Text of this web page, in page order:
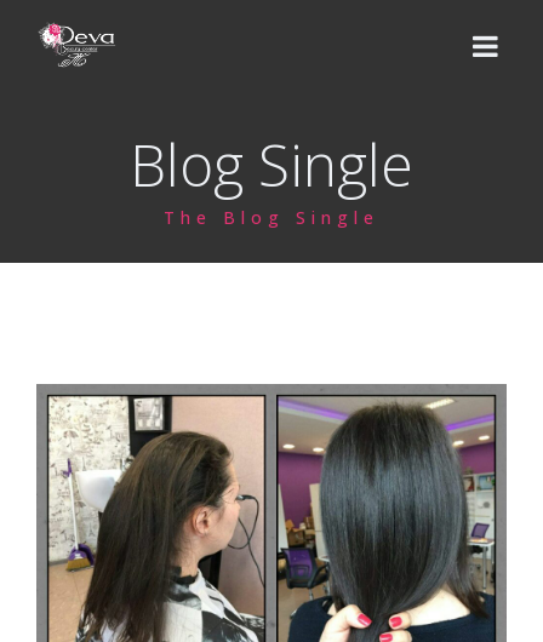
Базов курс
Надграждащи курсове
ВИДЕО УРОЦИ
МАГАЗИН
Пигменти
Материали за изграждане на нокти
НОВИНИ
КОНТАКТИ
Blog Single
The Blog Single